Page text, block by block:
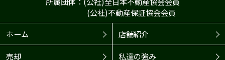
(公社)不動産保証協会会員
ホーム
店舗紹介
売却 私達の強み